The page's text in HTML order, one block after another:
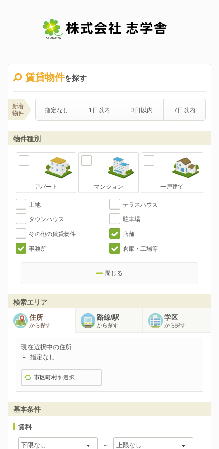
賃貸物件を探す
新着
物件
指定なし 1日以内 3日以内 7日以内
物件種別
アパート マンション 一戸建て
土地 テラスハウス
タウンハウス 駐車場
その他の賃貸物件 店舗
事務所 倉庫・工場等
閉じる
検索エリア
住所
から探す
路線/駅
から探す
学区
から探す
現在選択中の住所
指定なし
市区町村を選択
基本条件
賃料
～